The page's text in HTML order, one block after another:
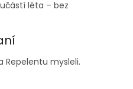
léta – bez
Repelentu mysleli.